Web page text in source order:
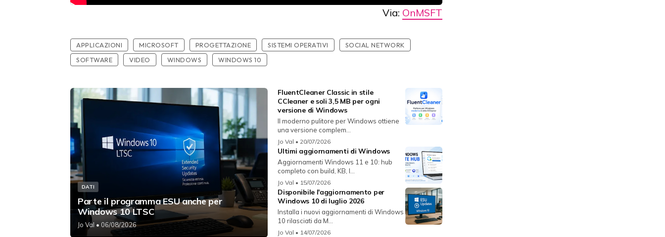
Via: OnMSFT
APPLICAZIONI MICROSOFT PROGETTAZIONE SISTEMI OPERATIVI
SOCIAL NETWORK
SOFTWARE
VIDEO WINDOWS WINDOWS 10
DATI
Parte il programma ESU anche per
Windows 10 LTSC
Jo Val • 06/08/2026
FluentCleaner Classic in stile
CCleaner e soli 3,5 MB per ogni
versione di Windows
Il moderno pulitore per Windows ottiene
una versione complem...
Jo Val • 20/07/2026
Ultimi aggiornamenti di Windows
Aggiornamenti Windows 11 e 10: hub
completo con build, KB, l...
Jo Val • 15/07/2026
Disponibile l'aggiornamento per
Windows 10 di luglio 2026
Installa i nuovi aggiornamenti di Windows
10 rilasciati da M...
Jo Val • 14/07/2026